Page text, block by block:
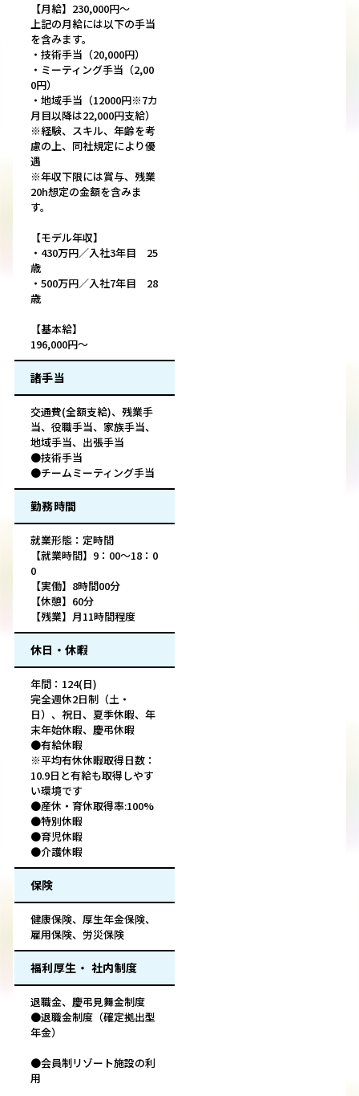
【月給】230,000円～
上記の月給には以下の手当
を含みます。
・技術手当（20,000円）
・ミーティング手当（2,00
0円）
・地域手当（12000円※7カ
月目以降は22,000円支給）
※経験、スキル、年齢を考
慮の上、同社規定により優
遇
※年収下限には賞与、残業
20h想定の金額を含みま
す。
【モデル年収】
・430万円／入社3年目 25
歳
・500万円／入社7年目 28
歳
【基本給】
196,000円～
諸手当
交通費(全額支給)、残業手
当、役職手当、家族手当、
地域手当、出張手当
●技術手当
●チームミーティング手当
勤務時間
就業形態：定時間
【就業時間】9：00～18：0
0
【実働】8時間00分
【休憩】60分
【残業】月11時間程度
休日・休暇
年間：124(日)
完全週休2日制（土・
日）、祝日、夏季休暇、年
末年始休暇、慶弔休暇
●有給休暇
※平均有休休暇取得日数：
10.9日と有給も取得しやす
い環境です
●産休・育休取得率:100%
●特別休暇
●育児休暇
●介護休暇
保険
健康保険、厚生年金保険、
雇用保険、労災保険
福利厚生・ 社内制度
退職金、慶弔見舞金制度
●退職金制度（確定拠出型
年金）
●会員制リゾート施設の利
用